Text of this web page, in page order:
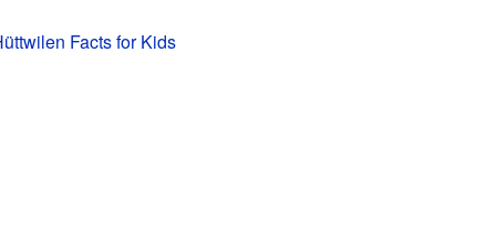
Facts for Kids